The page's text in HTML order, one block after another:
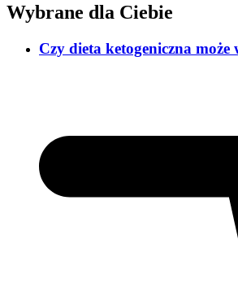
Wybrane dla Ciebie
Czy dieta ketogeniczna może